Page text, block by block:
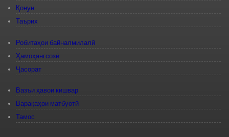
Қонун
Таърих
Робитаҳои байналмилалӣ
Ҳамоҳангсозӣ
Ҷасорат
Вазъи ҳавои кишвар
Варақаҳои матбуотӣ
Тамос